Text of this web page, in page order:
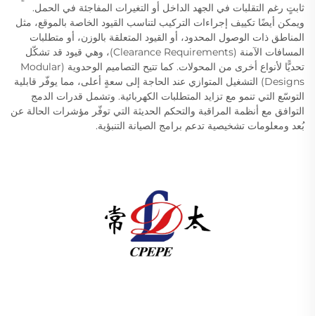
ثابتٍ رغم التقلبات في الجهد الداخل أو التغيرات المفاجئة في الحمل.
ويمكن أيضًا تكييف إجراءات التركيب لتناسب القيود الخاصة بالموقع، مثل
المناطق ذات الوصول المحدود، أو القيود المتعلقة بالوزن، أو متطلبات
المسافات الآمنة (Clearance Requirements)، وهي قيود قد تشكّل
تحديًّا لأنواع أخرى من المحولات. كما تتيح التصاميم الوحدوية (Modular
Designs) التشغيل المتوازي عند الحاجة إلى سعةٍ أعلى، مما يوفّر قابلية
التوسّع التي تنمو مع تزايد المتطلبات الكهربائية. وتشمل قدرات الدمج
التوافق مع أنظمة المراقبة والتحكم الحديثة التي توفّر مؤشرات الحالة عن
بُعد ومعلومات تشخيصية تدعم برامج الصيانة التنبؤية.